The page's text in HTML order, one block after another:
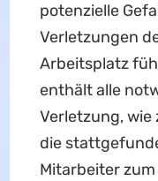
potenzielle
Verletzungen
Arbeitsplatz
enthält alle
Verletzung, wie
die
Mitarbeiter